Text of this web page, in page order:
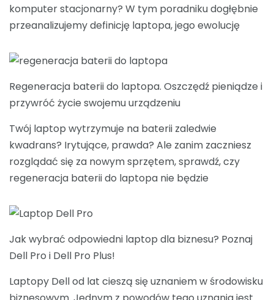
komputer stacjonarny? W tym poradniku dogłębnie
przeanalizujemy definicję laptopa, jego ewolucję
Regeneracja baterii do laptopa. Oszczędź pieniądze i
przywróć życie swojemu urządzeniu
Twój laptop wytrzymuje na baterii zaledwie
kwadrans? Irytujące, prawda? Ale zanim zaczniesz
rozglądać się za nowym sprzętem, sprawdź, czy
regeneracja baterii do laptopa nie będzie
Jak wybrać odpowiedni laptop dla biznesu? Poznaj
Dell Pro i Dell Pro Plus!
Laptopy Dell od lat cieszą się uznaniem w środowisku